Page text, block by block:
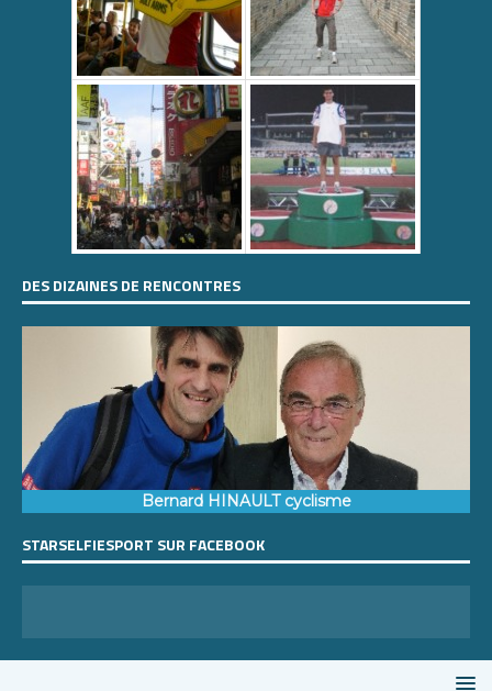
DES DIZAINES DE RENCONTRES
Bernard HINAULT cyclisme
STARSELFIESPORT SUR FACEBOOK